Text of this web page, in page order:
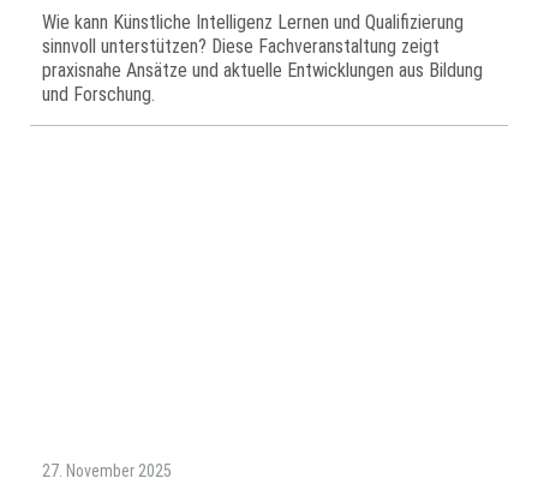
Wie kann Künstliche Intelligenz Lernen und Qualifizierung
sinnvoll unterstützen? Diese Fachveranstaltung zeigt
praxisnahe Ansätze und aktuelle Entwicklungen aus Bildung
und Forschung.
27. November 2025